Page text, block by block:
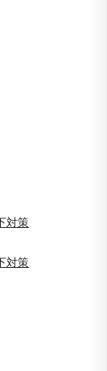
対策
対策